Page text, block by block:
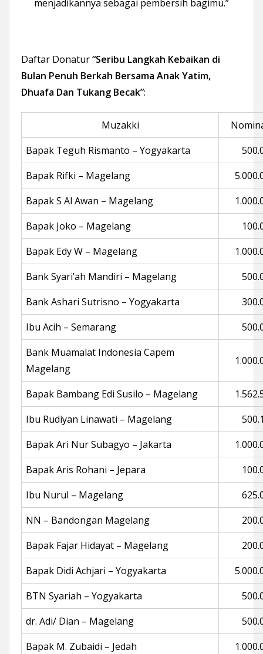
menjadikannya sebagai pembersih bagimu.”
Daftar Donatur“Seribu Langkah Kebaikan di
Bulan Penuh Berkah Bersama Anak Yatim,
Dhuafa Dan Tukang Becak”:
Muzakki
Bapak Teguh Rismanto – Yogyakarta
Bapak Rifki – Magelang
Bapak S Al Awan – Magelang
Bapak Joko – Magelang
Bapak Edy W – Magelang
Bank Syari’ah Mandiri – Magelang
Bank Ashari Sutrisno – Yogyakarta
Ibu Acih – Semarang
Bank Muamalat Indonesia Capem
Magelang
Bapak Bambang Edi Susilo – Magelang
Ibu Rudiyan Linawati – Magelang
Bapak Ari Nur Subagyo – Jakarta
Bapak Aris Rohani – Jepara
Ibu Nurul – Magelang
NN – Bandongan Magelang
Bapak Fajar Hidayat – Magelang
Bapak Didi Achjari – Yogyakarta
BTN Syariah – Yogyakarta
dr. Adi/ Dian – Magelang
Bapak M. Zubaidi – Jedah